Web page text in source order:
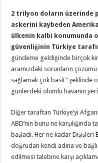
2 trilyon doların üzerinde
askerini kaybeden
ülkenin kalbi konumunda
güvenliğinin Türkiye
gündeme geldiğinde birçok
aramızdaki sorunların
sağlamak çok basit” şeklinde
günlerdeki olumlu havanın
Diğer taraftan Türkiye’yi
ABD’nin bunu ne
başladı. Her ne kadar Dışişleri
doğrudan kendi adına ve bağlı
edilmesi talebine karşı